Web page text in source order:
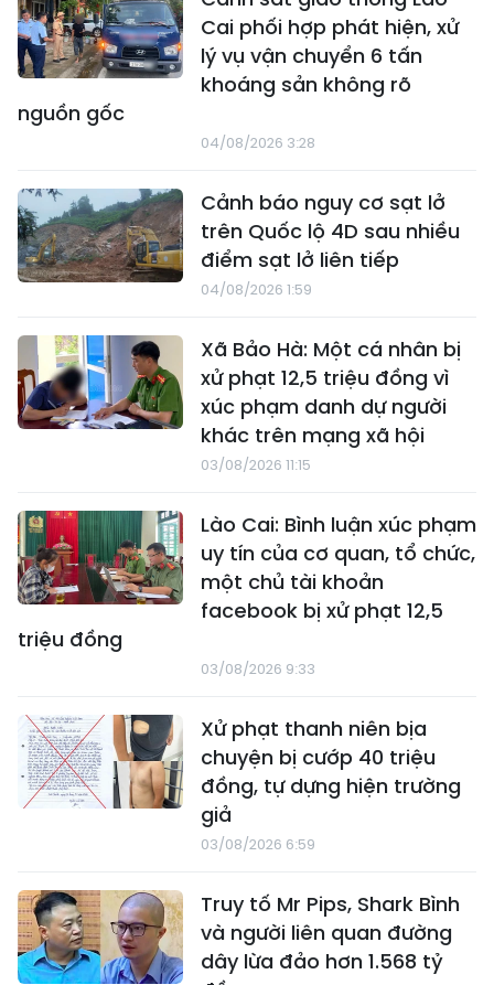
Cai phối hợp phát hiện, xử
lý vụ vận chuyển 6 tấn
khoáng sản không rõ
nguồn gốc
04/08/2026 3:28
Cảnh báo nguy cơ sạt lở
trên Quốc lộ 4D sau nhiều
điểm sạt lở liên tiếp
04/08/2026 1:59
Xã Bảo Hà: Một cá nhân bị
xử phạt 12,5 triệu đồng vì
xúc phạm danh dự người
khác trên mạng xã hội
03/08/2026 11:15
Lào Cai: Bình luận xúc phạm
uy tín của cơ quan, tổ chức,
một chủ tài khoản
facebook bị xử phạt 12,5
triệu đồng
03/08/2026 9:33
Xử phạt thanh niên bịa
chuyện bị cướp 40 triệu
đồng, tự dựng hiện trường
giả
03/08/2026 6:59
Truy tố Mr Pips, Shark Bình
và người liên quan đường
dây lừa đảo hơn 1.568 tỷ